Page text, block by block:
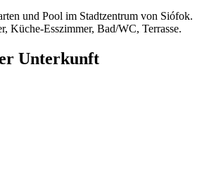
und Pool im Stadtzentrum von Siófok.
Küche-Esszimmer, Bad/WC, Terrasse.
Unterkunft